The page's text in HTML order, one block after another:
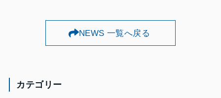
NEWS 一覧へ戻る
カテゴリー